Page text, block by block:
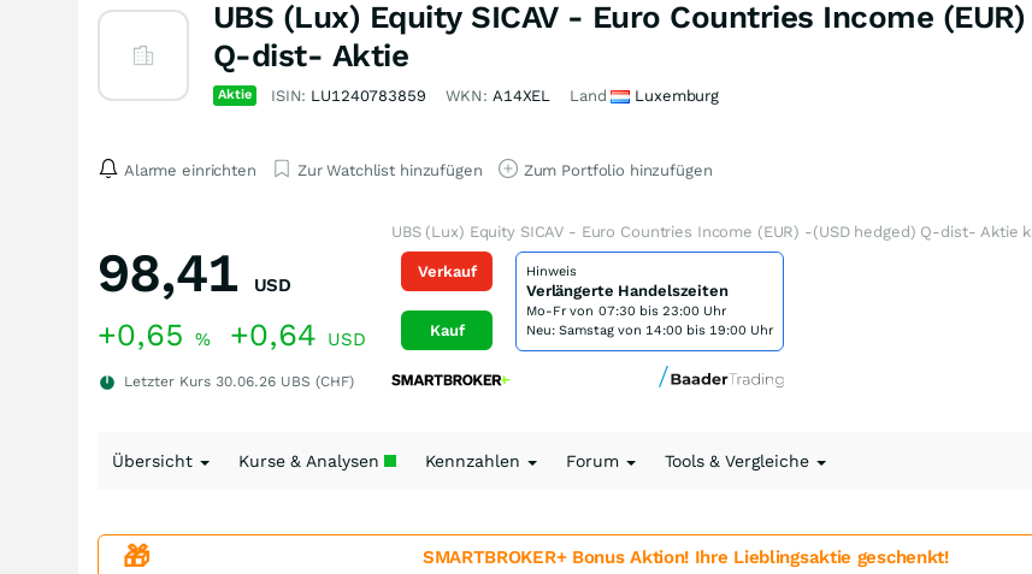
UBS (Lux) Equity SICAV - Euro Countries Income
Q-dist- Aktie
Aktie ISIN: LU1240783859 WKN: A14XEL Land Luxemburg
Alarme einrichten Zur Watchlist hinzufügen Zum Portfolio hinzufügen
98,41 USD
+0,65 % +0,64 USD
Letzter Kurs 30.06.26 UBS (CHF)
UBS (Lux) Equity SICAV - Euro Countries Income (EUR) -(USD hedged) Q-dist- Aktie
Verkauf
Kauf
Hinweis
Verlängerte Handelszeiten
Mo-Fr von 07:30 bis 23:00 Uhr
Neu: Samstag von 14:00 bis 19:00 Uhr
Übersicht Kurse & Analysen Kennzahlen Forum Tools & Vergleiche
🎁 SMARTBROKER+ Bonus Aktion! Ihre Lieblingsaktie geschenkt!